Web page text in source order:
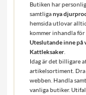
Butiken har
samtliganya
hemsida utlovar
kommer inhandla för
Uteslutande inne på
Kattleksaker
Idag är det billigare
artikelsortiment. Dra
webben. Handla
vanliga butiker.